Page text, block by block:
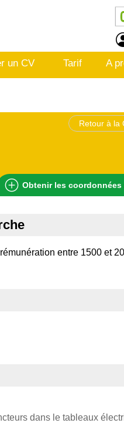
un CV Tarif A
Retour à la
Obtenir les coordonnées
entre 1500 et
dans le tableaux